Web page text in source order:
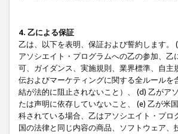
4. 乙による保証
乙は、以下を表明、保証および誓約します
アソシエイト・プログラムへの乙の参加、
可、ガイダンス、実施規則、業界標準、自
伝およびマーケティングに関する全ルール
結が法的に阻止されないこと）、 (d) 乙がア
たは声明に依存していないこと、 (e) 乙が米
科されている場合、乙はアソシエイト・プ
国の法律と同じ内容の商品、ソフトウェア